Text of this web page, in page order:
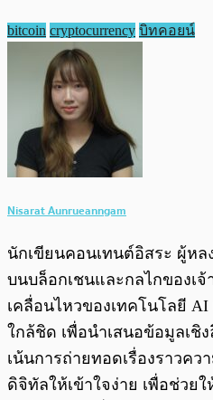
bitcoin cryptocurrency บิทคอยน์
Nisarat Aunrueanngam
นักเขียนคอนเทนต์อิสระ ผู้ห
บนบล็อกเชนและกลไกของเ
เคลื่อนไหวของเทคโนโลยี AI
ใกล้ชิด เพื่อนำเสนอข้อมูลเ
เน้นการถ่ายทอดเรื่องราวค
ดิจิทัลให้เข้าใจง่าย เพื่อช่วย